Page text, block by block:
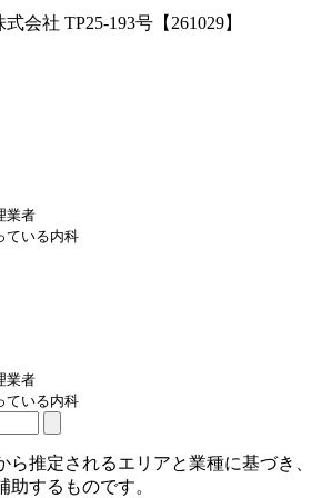
会社 TP25-193号【261029】
業者
ている内科
業者
ている内科
推定されるエリアと業種に基づき、
するものです。